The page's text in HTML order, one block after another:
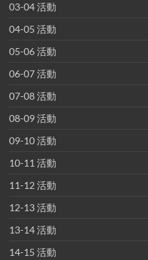
03-04 活動
04-05 活動
05-06 活動
06-07 活動
07-08 活動
08-09 活動
09-10 活動
10-11 活動
11-12 活動
12-13 活動
13-14 活動
14-15 活動